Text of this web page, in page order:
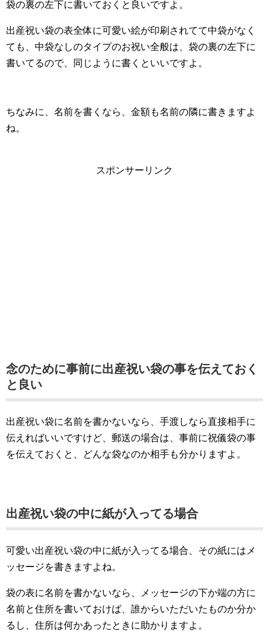
袋の裏の左下に書いておくと良いですよ。
出産祝い袋の表全体に可愛い絵が印刷されてて中袋がなく
ても、中袋なしのタイプのお祝い全般は、袋の裏の左下に
書いてるので、同じように書くといいですよ。
ちなみに、名前を書くなら、金額も名前の隣に書きますよ
ね。
スポンサーリンク
念のために事前に出産祝い袋の事を伝えておく
と良い
出産祝い袋に名前を書かないなら、手渡しなら直接相手に
伝えればいいですけど、郵送の場合は、事前に祝儀袋の事
を伝えておくと、どんな袋なのか相手も分かりますよ。
出産祝い袋の中に紙が入ってる場合
可愛い出産祝い袋の中に紙が入ってる場合、その紙にはメ
ッセージを書きますよね。
袋の表に名前を書かないなら、メッセージの下か端の方に
名前と住所を書いておけば、誰からいただいたものか分か
るし、住所は何かあったときに助かりますよ。